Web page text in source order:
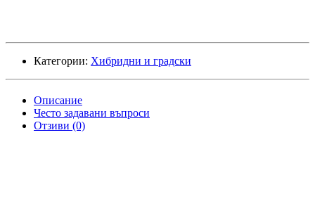
Категории: Хибридни и градски
Описание
Често задавани въпроси
Отзиви (0)